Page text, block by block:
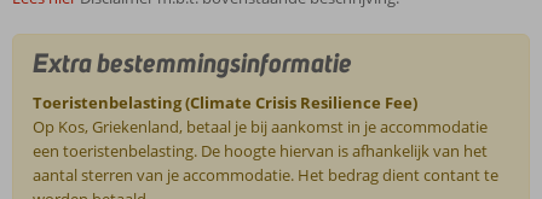
Extra bestemmingsinformatie
Toeristenbelasting (Climate Crisis Resilience Fee)
Op Kos, Griekenland, betaal je bij aankomst in je accommodatie
een toeristenbelasting. De hoogte hiervan is afhankelijk van het
aantal sterren van je accommodatie. Het bedrag dient contant te